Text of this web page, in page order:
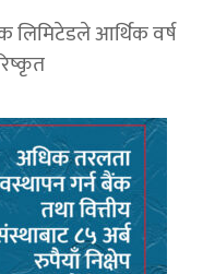
लिमिटेडले आर्थिक वर्ष